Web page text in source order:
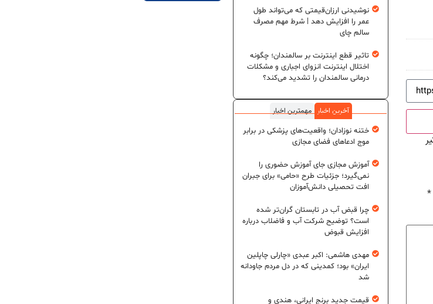
*
نوشیدنی ارزان‌قیمتی که می‌تواند طول
عمر را افزایش دهد | شرط مهم مصرف
سالم چای
تاثیر قطع اینترنت بر سالمندان؛ چگونه
اختلال اینترنت انزوای اجباری و مشکلات
درمانی سالمندان را تشدید می‌کند؟
آخرین اخبار
مهمترین اخبار
ختنه نوزادان؛ واقعیت‌های پزشکی در برابر
موج ادعاهای فضای مجازی
آموزش مجازی جای آموزش حضوری را
نمی‌گیرد؛ جزئیات طرح «حامی» برای جبران
افت تحصیلی دانش‌آموزان
چرا قبض آب در تابستان گران‌تر شده
است؟ توضیح شرکت آب و فاضلاب درباره
افزایش قبوض
مهدی هاشمی: اکبر عبدی «چارلی چاپلین
ایران» بود؛ کمدینی که در دل مردم جاودانه
شد
قیمت جدید برنج ایرانی، هندی و